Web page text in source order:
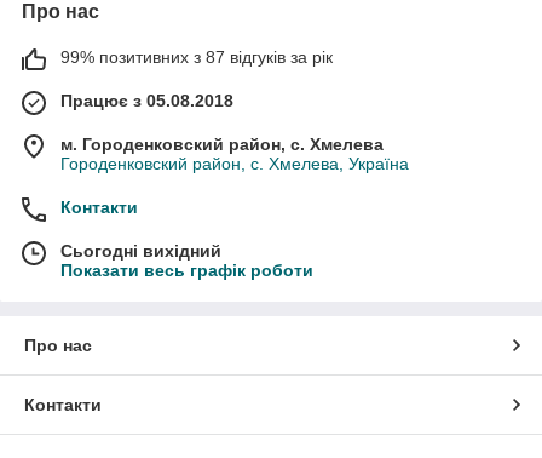
Про нас
99% позитивних з 87 відгуків за рік
Працює з 05.08.2018
м. Городенковский район, с. Хмелева
Городенковский район, с. Хмелева, Україна
Контакти
Сьогодні вихідний
Показати весь графік роботи
Про нас
Контакти